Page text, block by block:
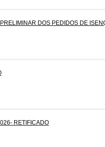
DOS PEDIDOS DE
RETIFICADO